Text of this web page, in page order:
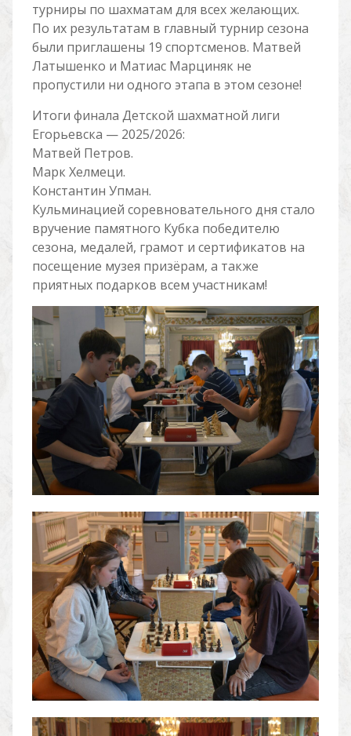
турниры по шахматам для всех желающих.
По их результатам в главный турнир сезона
были приглашены 19 спортсменов. Матвей
Латышенко и Матиас Марциняк не
пропустили ни одного этапа в этом сезоне!
Итоги финала Детской шахматной лиги
Егорьевска — 2025/2026:
Матвей Петров.
Марк Хелмеци.
Константин Упман.
Кульминацией соревновательного дня стало
вручение памятного Кубка победителю
сезона, медалей, грамот и сертификатов на
посещение музея призёрам, а также
приятных подарков всем участникам!